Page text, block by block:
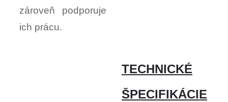
zároveň podporuje
ich prácu.
TECHNICKÉ
ŠPECIFIKÁCIE